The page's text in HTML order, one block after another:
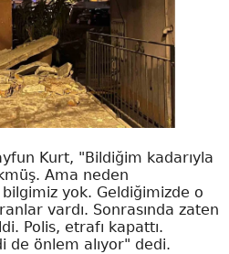
Kurt, "Bildiğim kadarıyla
Ama neden
bilgimiz yok. Geldiğimizde o
vardı. Sonrasında zaten
Polis, etrafı kapattı.
de önlem alıyor" dedi.